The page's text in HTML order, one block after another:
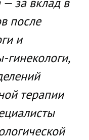
после
и
гинекологи,
терапии